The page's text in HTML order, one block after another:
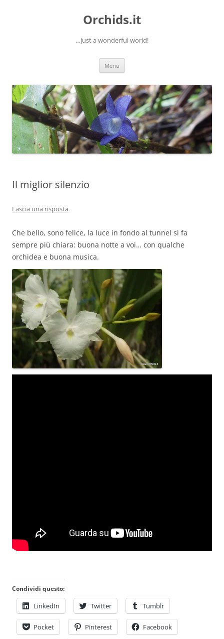
Orchids.it
…just a wonderful world!
Menu
Il miglior silenzio
Lascia una risposta
Che bello, sono felice, la luce in fondo al tunnel si fa
sempre più chiara: buona notte a voi… con qualche
orchidea e buona musica.
Condividi questo:
LinkedIn Twitter Tumblr
Pocket Pinterest Facebook